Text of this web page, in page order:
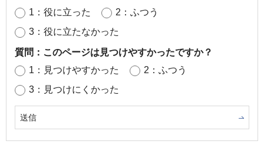
1：役に立った
2：ふつう
3：役に立たなかった
質問：このページは見つけやすかったですか？
1：見つけやすかった
2：ふつう
3：見つけにくかった